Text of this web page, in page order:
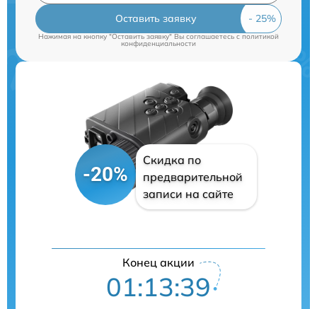
Оставить заявку
Нажимая на кнопку "Оставить заявку" Вы соглашаетесь cполитикой
конфиденциальности
-20%
Скидка по
предварительной
записи на сайте
Конец акции
01:13:39